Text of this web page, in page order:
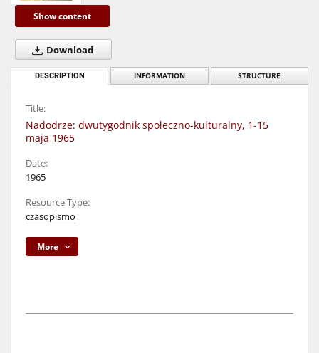
Show content
Download
DESCRIPTION INFORMATION STRUCTURE
Title:
Nadodrze: dwutygodnik społeczno-kulturalny, 1-15
maja 1965
Date:
1965
Resource Type:
czasopismo
More